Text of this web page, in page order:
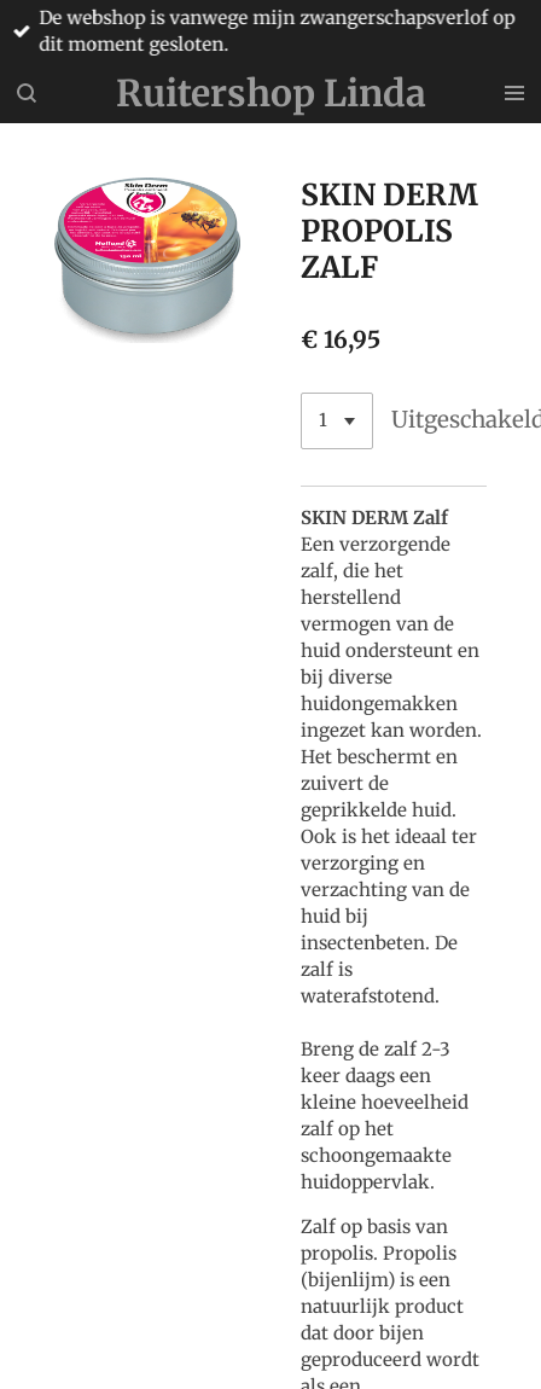
Ga
direct
de
hoofdinhoud
Ruitershop Linda
De webshop is vanwege mijn zwangerschapsverlof op
dit moment gesloten.
SKIN DERM
PROPOLIS
ZALF
€ 16,95
SKIN DERM Zalf
Een verzorgende
zalf, die het
herstellend
vermogen van de
huid ondersteunt en
bij diverse
huidongemakken
ingezet kan worden.
Het beschermt en
zuivert de
geprikkelde huid.
Ook is het ideaal ter
verzorging en
verzachting van de
huid bij
insectenbeten. De
zalf is
waterafstotend.
Breng de zalf 2-3
keer daags een
kleine hoeveelheid
zalf op het
schoongemaakte
huidoppervlak.
Zalf op basis van
propolis. Propolis
(bijenlijm) is een
natuurlijk product
dat door bijen
geproduceerd wordt